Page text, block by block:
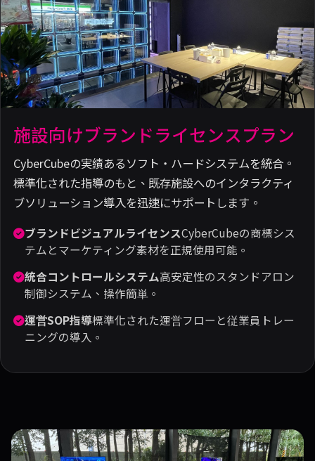
施設向けブランドライセンスプラン
CyberCubeの実績あるソフト・ハードシステムを統合。
標準化された指導のもと、既存施設へのインタラクティ
ブソリューション導入を迅速にサポートします。
ブランドビジュアルライセンスCyberCubeの商標シス
テムとマーケティング素材を正規使用可能。
統合コントロールシステム高安定性のスタンドアロン
制御システム、操作簡単。
運営SOP指導標準化された運営フローと従業員トレー
ニングの導入。